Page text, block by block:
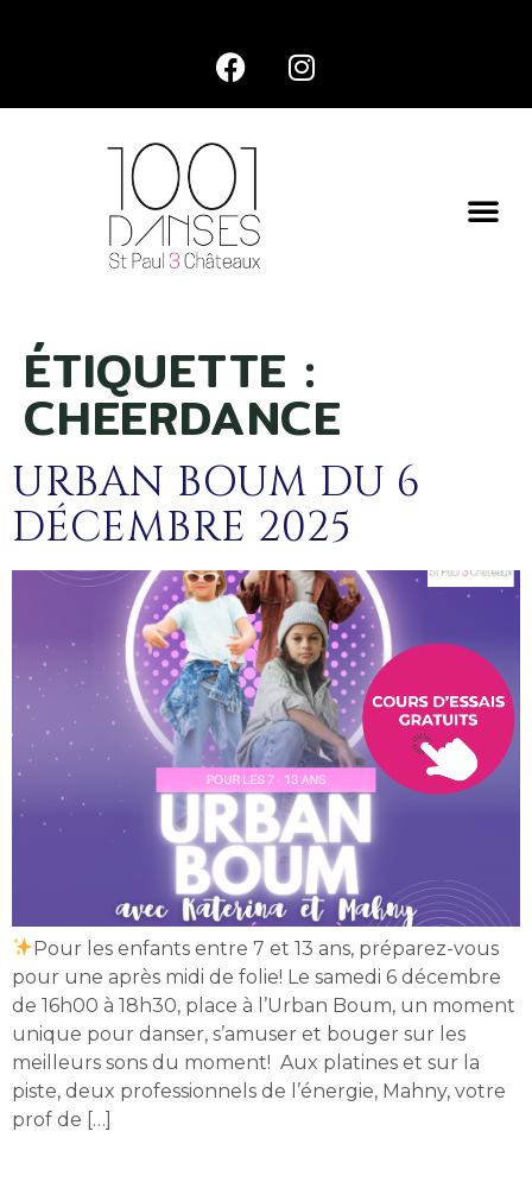
ÉTIQUETTE :
CHEERDANCE
URBAN BOUM DU 6
DÉCEMBRE 2025
Pour les enfants entre 7 et 13 ans, préparez-vous
pour une après midi de folie! Le samedi 6 décembre
de 16h00 à 18h30, place à l’Urban Boum, un moment
unique pour danser, s’amuser et bouger sur les
meilleurs sons du moment! Aux platines et sur la
piste, deux professionnels de l’énergie, Mahny, votre
prof de […]